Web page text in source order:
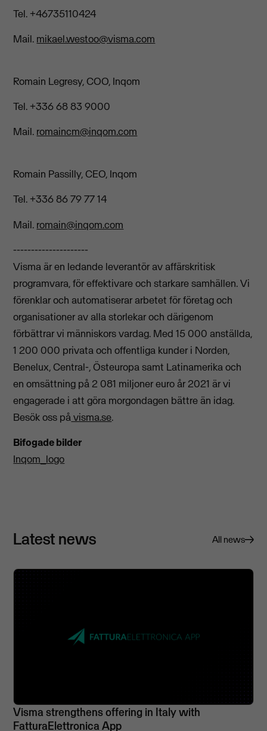
Tel. +46735110424
Mail. mikael.westoo@visma.com
Romain Legresy, COO, Inqom
Tel. +336 68 83 9000
Mail. romaincm@inqom.com
Romain Passilly, CEO, Inqom
Tel. +336 86 79 77 14
Mail. romain@inqom.com
---------------------
Visma är en ledande leverantör av affärskritisk
programvara, för effektivare och starkare samhällen. Vi
förenklar och automatiserar arbetet för företag och
organisationer av alla storlekar och därigenom
förbättrar vi människors vardag. Med 15 000 anställda,
1 200 000 privata och offentliga kunder i Norden,
Benelux, Central-, Östeuropa samt Latinamerika och
en omsättning på 2 081 miljoner euro år 2021 är vi
engagerade i att göra morgondagen bättre än idag.
Besök oss påvisma.se.
Bifogade bilder
Inqom_logo
Latest news All news
Visma strengthens offering in Italy with
FatturaElettronica App